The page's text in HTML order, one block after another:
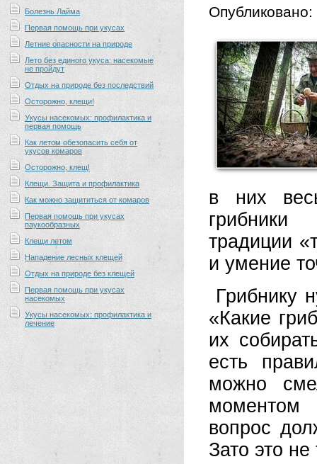
Болезнь Лайма
Первая помощь при укусах
Летние опасности на природе
Лето без единого укуса: насекомые
не пройдут
Отдых на природе без последствий
Осторожно, клещи!
Укусы насекомых: профилактика и
первая помощь
Как летом обезопасить себя от
укусов комаров
Осторожно, клещ!
Клещи. Защита и профилактика
Как можно защититься от комаров
Первая помощь при укусах
паукообразных
Клещи летом
Нападение лесных клещей
Отдых на природе без клещей
Первая помощь при укусах
насекомых
Укусы насекомых: профилактика и
лечение
Опубликовано:
в них
грибники
традиции
и умение
Грибнику
«Какие
их
есть
можно
моментом
вопрос
Зато это